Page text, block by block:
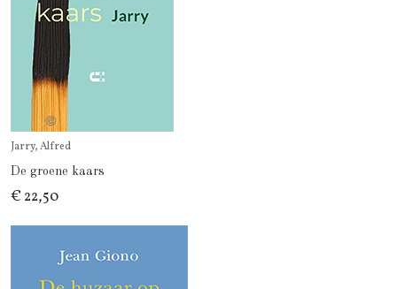
Jarry, Alfred
De groene kaars
€ 22,50